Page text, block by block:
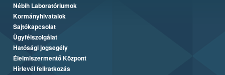
Nébih Laboratóriumok
Kormányhivatalok
Sajtókapcsolat
Ügyfélszolgálat
Hatósági jogsegély
Élelmiszermentő Központ
Hírlevél feliratkozás